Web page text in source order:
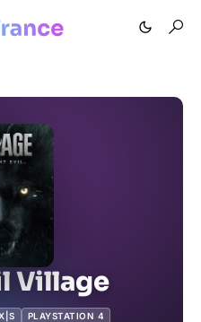
Village
PLAYSTATION 4